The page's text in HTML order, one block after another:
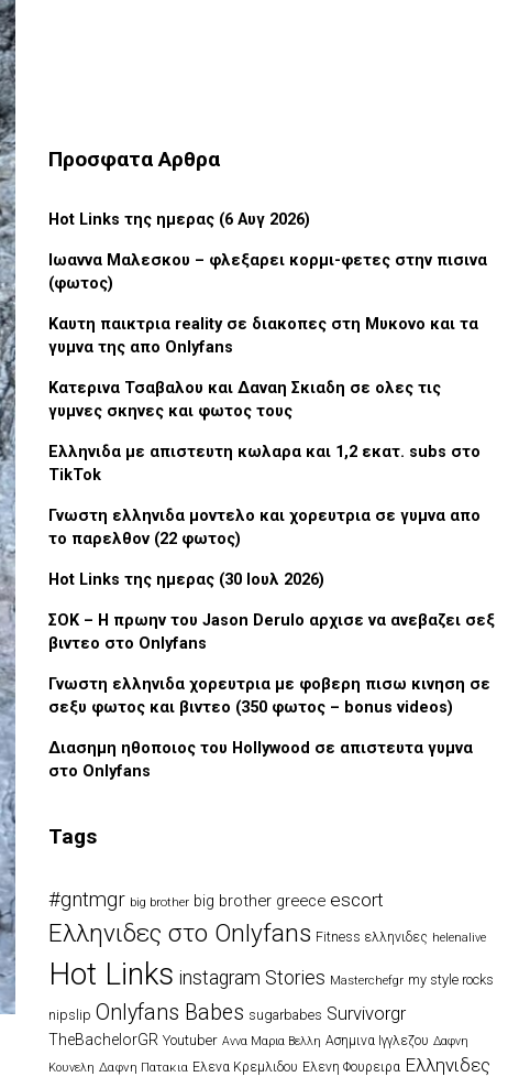
Προσφατα Αρθρα
Hot Links της ημερας (6 Αυγ 2026)
Ιωαννα Μαλεσκου – φλεξαρει κορμι-φετες στην πισινα
(φωτος)
Καυτη παικτρια reality σε διακοπες στη Μυκονο και τα
γυμνα της απο Onlyfans
Κατερινα Τσαβαλου και Δαναη Σκιαδη σε ολες τις
γυμνες σκηνες και φωτος τους
Ελληνιδα με απιστευτη κωλαρα και 1,2 εκατ. subs στο
TikTok
Γνωστη ελληνιδα μοντελο και χορευτρια σε γυμνα απο
το παρελθον (22 φωτος)
Hot Links της ημερας (30 Ιουλ 2026)
ΣΟΚ – Η πρωην του Jason Derulo αρχισε να ανεβαζει σεξ
βιντεο στο Onlyfans
Γνωστη ελληνιδα χορευτρια με φοβερη πισω κινηση σε
σεξυ φωτος και βιντεο (350 φωτος – bonus videos)
Διασημη ηθοποιος του Hollywood σε απιστευτα γυμνα
στο Onlyfans
Tags
#gntmgr big brother big brother greece escort
Eλληνιδες στο Onlyfans Fitness ελληνιδες helenalive
Hot Links instagram Stories Masterchefgr my style rocks
nipslip Onlyfans Babes sugarbabes Survivorgr
TheBachelorGR Youtuber Αννα Μαρια Βελλη Ασημινα Ιγγλεζου Δαφνη
Κουνελη Δαφνη Πατακια Ελενα Κρεμλιδου Ελενη Φουρειρα Ελληνιδες